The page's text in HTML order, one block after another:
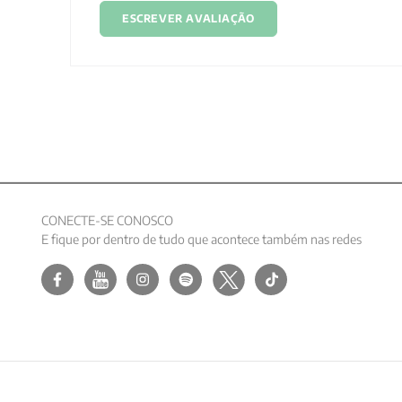
ESCREVER AVALIAÇÃO
CONECTE-SE CONOSCO
E fique por dentro de tudo que acontece também nas redes